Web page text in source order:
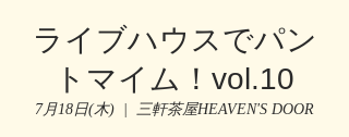
ライブハウスでパン
トマイム！vol.10
7月18日(木) 三軒茶屋HEAVEN'S DOOR